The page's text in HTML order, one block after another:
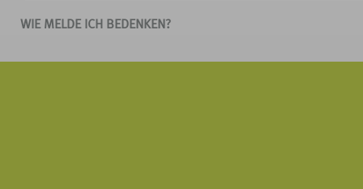
WIE MELDE ICH BEDENKEN?